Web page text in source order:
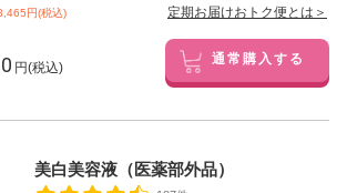
円(税込) 定期お届けおトク便とは＞
円(税込) 通常購入する
美白美容液（医薬部外品）